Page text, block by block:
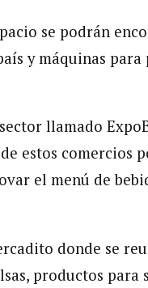
se podrán
y máquinas para
llamado
estos comercios
el menú de
donde se
productos para